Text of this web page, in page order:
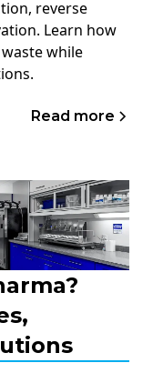
reverse
Learn how
while
Read more